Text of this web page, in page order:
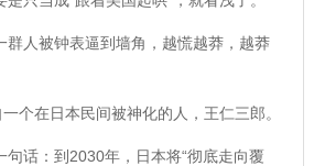
群人被钟表逼到墙角，越慌越莽，越莽
个在日本民间被神化的人，王仁三郎。
句话：到2030年，日本将“彻底走向覆